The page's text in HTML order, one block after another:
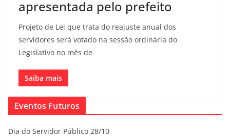
apresentada pelo prefeito
Projeto de Lei que trata do reajuste anual dos
servidores será votado na sessão ordinária do
Legislativo no mês de
Saiba mais
Eventos Futuros
Dia do Servidor Público 28/10